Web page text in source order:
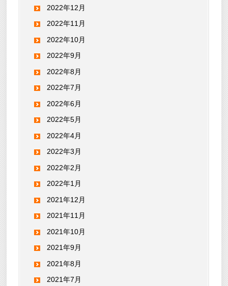
2022年12月
2022年11月
2022年10月
2022年9月
2022年8月
2022年7月
2022年6月
2022年5月
2022年4月
2022年3月
2022年2月
2022年1月
2021年12月
2021年11月
2021年10月
2021年9月
2021年8月
2021年7月